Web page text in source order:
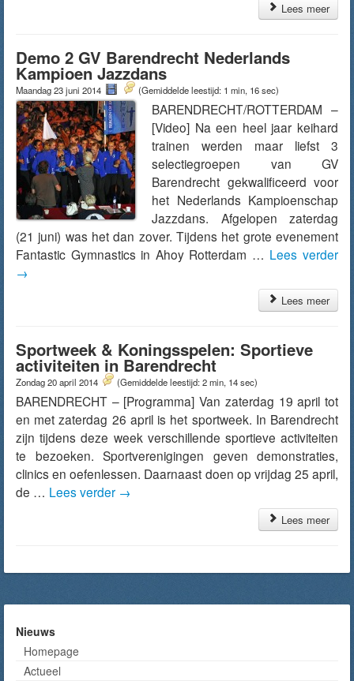
Lees meer
Demo 2 GV Barendrecht Nederlands
Kampioen Jazzdans
Maandag 23 juni 2014 (Gemiddelde leestijd: 1 min, 16 sec)
BARENDRECHT/ROTTERDAM –
[Video] Na een heel jaar keihard
trainen werden maar liefst 3
selectiegroepen van GV
Barendrecht gekwalificeerd voor
het Nederlands Kampioenschap
Jazzdans. Afgelopen zaterdag
(21 juni) was het dan zover. Tijdens het grote evenement
Fantastic Gymnastics in Ahoy Rotterdam … Lees verder
→
Lees meer
Sportweek & Koningsspelen: Sportieve
activiteiten in Barendrecht
Zondag 20 april 2014 (Gemiddelde leestijd: 2 min, 14 sec)
BARENDRECHT – [Programma] Van zaterdag 19 april tot
en met zaterdag 26 april is het sportweek. In Barendrecht
zijn tijdens deze week verschillende sportieve activiteiten
te bezoeken. Sportverenigingen geven demonstraties,
clinics en oefenlessen. Daarnaast doen op vrijdag 25 april,
de … Lees verder →
Lees meer
Nieuws
Homepage
Actueel